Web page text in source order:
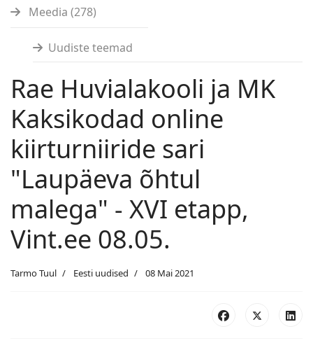
Meedia (278)
Uudiste teemad
Rae Huvialakooli ja MK
Kaksikodad online
kiirturniiride sari
"Laupäeva õhtul
malega" - XVI etapp,
Vint.ee 08.05.
Tarmo Tuul Eesti uudised 08 Mai 2021